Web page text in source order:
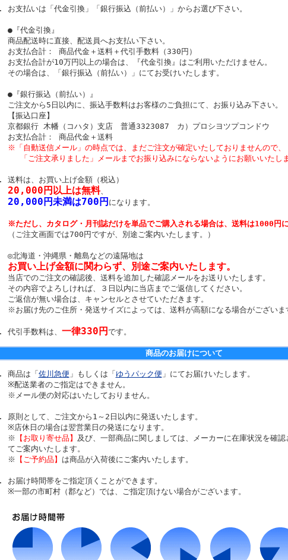
お支払いは「代金引換」「銀行振込（前払い）」からお選び下さい。
●『代金引換』
商品配送時に直接、配送員へお支払い下さい。
お支払合計： 商品代金＋送料＋代引手数料（330円）
お支払合計が10万円以上の場合は、『代金引換』はご利用いただけません。
その場合は、「銀行振込（前払い）」にてお受けいたします。
●『銀行振込（前払い）』
ご注文から5日以内に、振込手数料はお客様のご負担にて、お振り込み下さい。
【振込口座】
京都銀行 木幡（コハタ）支店 普通3323087 カ）プロシヨツプコンドウ
お支払合計： 商品代金＋送料
※「自動送信メール」の時点では、まだご注文が確定いたしておりませんので、
「ご注文承りました」メールまでお振り込みにならないようにお願いいたしま
送料は、お買い上げ金額（税込）
20,000円以上は無料、
20,000円未満は700円 になります。
※ただし、カタログ・月刊誌だけを単品でご購入される場合は、送料は1000円に
（ご注文画面では700円ですが、別途ご案内いたします。）
◎北海道・沖縄県・離島などの遠隔地は
お買い上げ金額に関わらず、別途ご案内いたします。
当店でのご注文の確認後、送料を追加した確認メールをお送りいたします。
その内容でよろしければ、３日以内に当店までご返信してください。
ご返信が無い場合は、キャンセルとさせていただきます。
※お届け先のご住所・発送サイズによっては、送料が高額になる場合がございま
代引手数料は、 一律330円 です。
商品のお届けについて
商品は「 佐川急便 」もしくは「 ゆうパック便 」にてお届けいたします。
※配送業者のご指定はできません。
※メール便の対応はいたしておりません。
原則として、ご注文から1～2日以内に発送いたします。
※店休日の場合は翌営業日の発送になります。
※ 【お取り寄せ品】 及び、一部商品に関しましては、メーカーに在庫状況を確
てご案内いたします。
※ 【ご予約品】 は商品が入荷後にご案内いたします。
お届け時間帯をご指定頂くことができます。
※一部の市町村（郡など）では、ご指定頂けない場合がございます。